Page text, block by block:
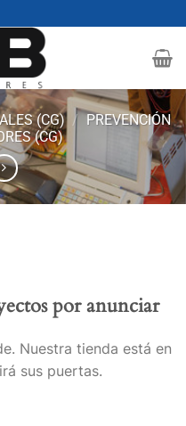
(CG) / PREVENCIÓN
(CG)
por anunciar
Nuestra tienda está en
sus puertas.